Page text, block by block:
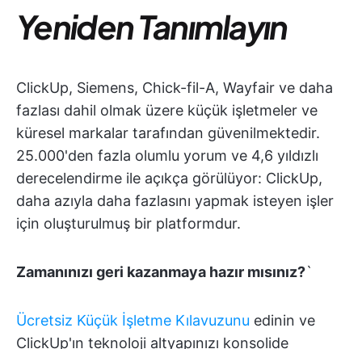
Yeniden Tanımlayın
ClickUp, Siemens, Chick-fil-A, Wayfair ve daha
fazlası dahil olmak üzere küçük işletmeler ve
küresel markalar tarafından güvenilmektedir.
25.000'den fazla olumlu yorum ve 4,6 yıldızlı
derecelendirme ile açıkça görülüyor: ClickUp,
daha azıyla daha fazlasını yapmak isteyen işler
için oluşturulmuş bir platformdur.
Zamanınızı geri kazanmaya hazır mısınız?`
Ücretsiz Küçük İşletme Kılavuzunu edinin ve
ClickUp'ın teknoloji altyapınızı konsolide